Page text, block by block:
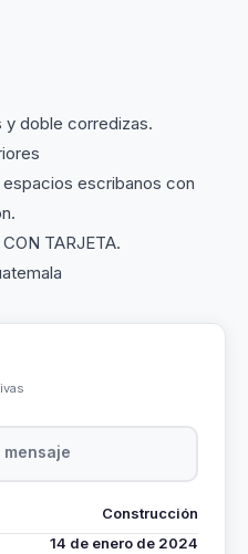
y doble corredizas.
escribanos con
TARJETA.
Construcción
14 de enero de 2024